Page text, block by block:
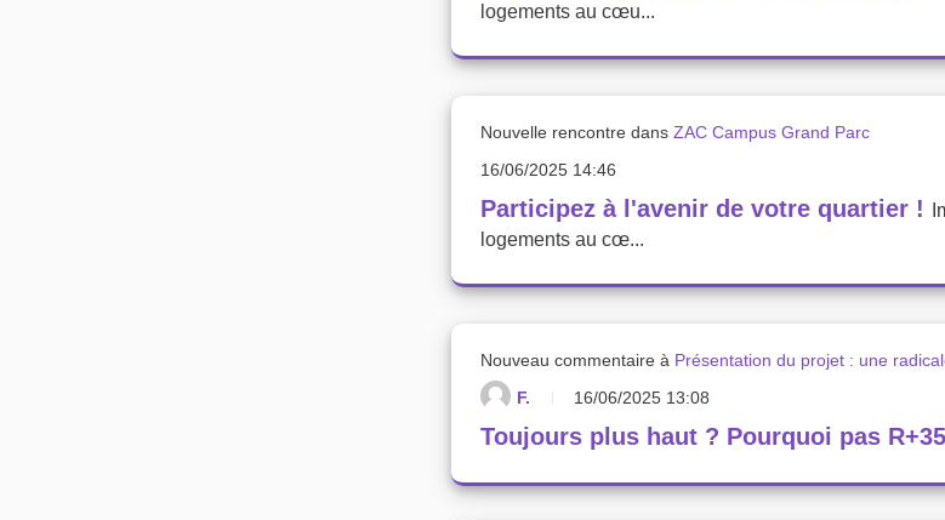
logements au cœu...
Nouvelle rencontre dans ZAC Campus Grand Parc
16/06/2025 14:46
Participez à l'avenir de votre quartier !
logements au cœ...
Nouveau commentaire à Présentation du projet : une
F.
16/06/2025 13:08
Toujours plus haut ? Pourquoi pas